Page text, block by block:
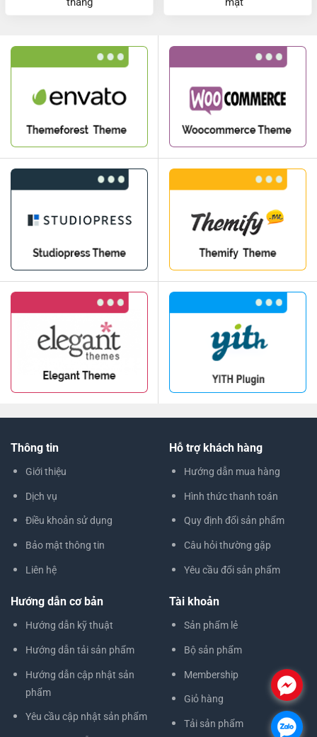
Thông tin
Giới thiệu
Dịch vụ
Điều khoản sử dụng
Bảo mật thông tin
Liên hệ
Hỗ trợ khách hàng
Hướng dẫn mua hàng
Hình thức thanh toán
Quy định đổi sản phẩm
Câu hỏi thường gặp
Yêu cầu đổi sản phẩm
Hướng dẫn cơ bản
Hướng dẫn kỹ thuật
Hướng dẫn tải sản phẩm
Hướng dẫn cập nhật sản
phẩm
Yêu cầu cập nhật sản phẩm
Tài khoản
Sản phẩm lẻ
Bộ sản phẩm
Membership
Giỏ hàng
Tải sản phẩm
.
.